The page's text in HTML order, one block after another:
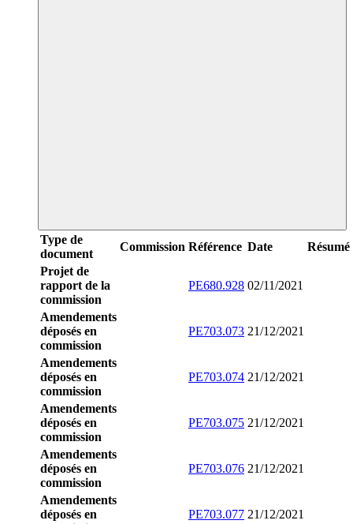
Type de
document
Commission Référence Date
Résumé
Projet de
rapport de la
commission
PE680.928 02/11/2021
Amendements
déposés en
commission
PE703.073 21/12/2021
Amendements
déposés en
commission
PE703.074 21/12/2021
Amendements
déposés en
commission
PE703.075 21/12/2021
Amendements
déposés en
commission
PE703.076 21/12/2021
Amendements
déposés en
PE703.077 21/12/2021